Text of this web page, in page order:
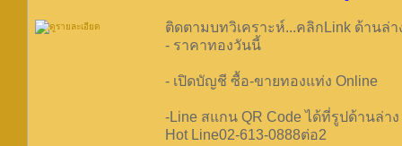
ติดตามบทวิเคราะห์...คลิกLink ด้านล่า
- ราคาทองวันนี้
- เปิดบัญชี ซื้อ-ขายทองแท่ง Online
-Line สแกน QR Code ได้ที่รูปด้านล่าง
Hot Line02-613-0888ต่อ2